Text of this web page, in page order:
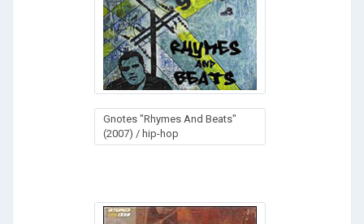
Gnotes "Rhymes And Beats"
(2007) / hip-hop